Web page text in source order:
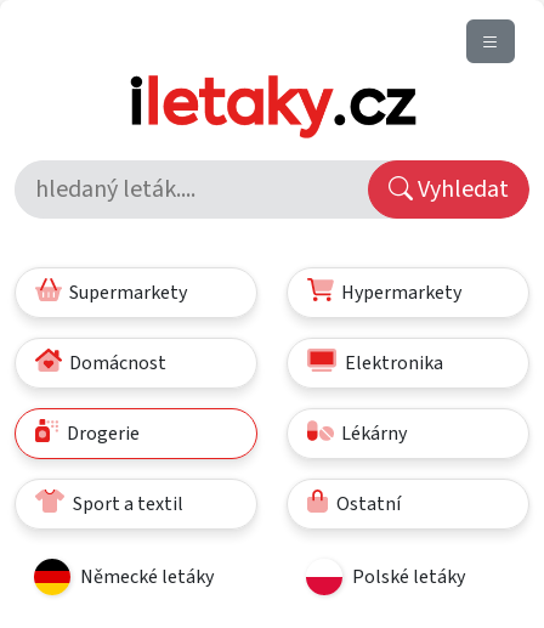
Vyhledat
Supermarkety Hypermarkety
Domácnost Elektronika
Drogerie Lékárny
Sport a textil Ostatní
Německé letáky Polské letáky